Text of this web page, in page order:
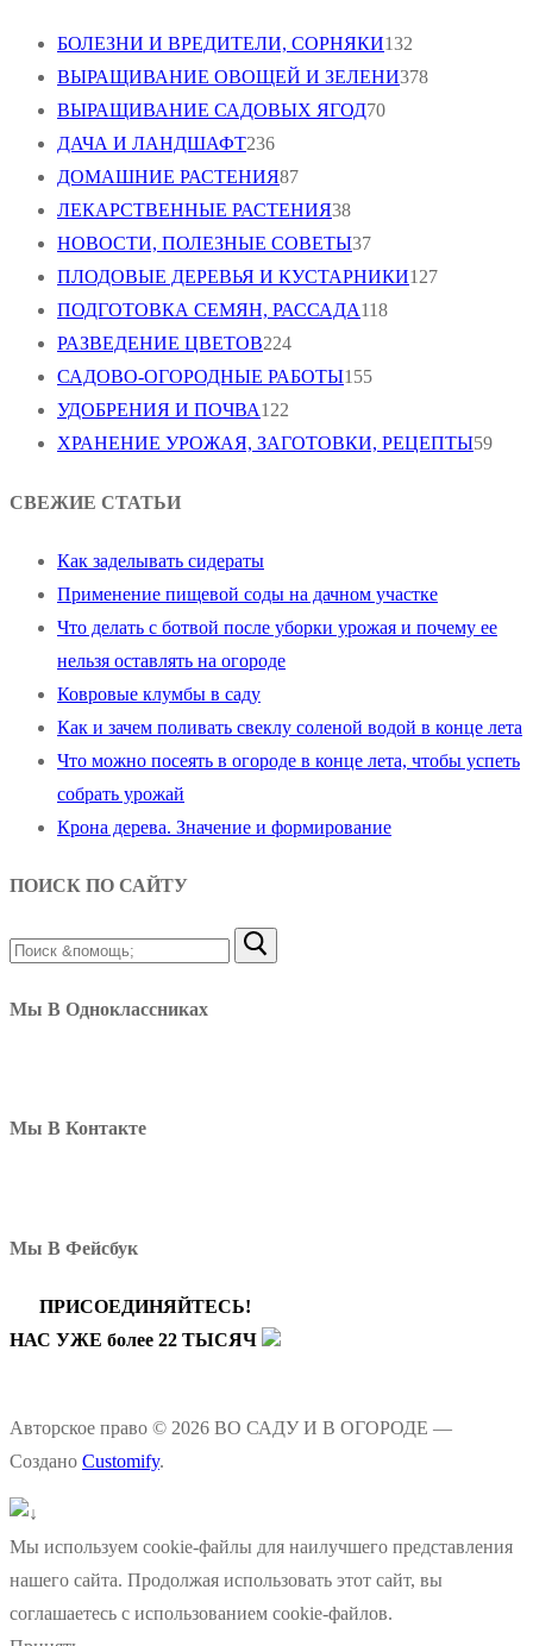
БОЛЕЗНИ И ВРЕДИТЕЛИ, СОРНЯКИ132
ВЫРАЩИВАНИЕ ОВОЩЕЙ И ЗЕЛЕНИ378
ВЫРАЩИВАНИЕ САДОВЫХ ЯГОД70
ДАЧА И ЛАНДШАФТ236
ДОМАШНИЕ РАСТЕНИЯ87
ЛЕКАРСТВЕННЫЕ РАСТЕНИЯ38
НОВОСТИ, ПОЛЕЗНЫЕ СОВЕТЫ37
ПЛОДОВЫЕ ДЕРЕВЬЯ И КУСТАРНИКИ127
ПОДГОТОВКА СЕМЯН, РАССАДА118
РАЗВЕДЕНИЕ ЦВЕТОВ224
САДОВО-ОГОРОДНЫЕ РАБОТЫ155
УДОБРЕНИЯ И ПОЧВА122
ХРАНЕНИЕ УРОЖАЯ, ЗАГОТОВКИ, РЕЦЕПТЫ59
СВЕЖИЕ СТАТЬИ
Как заделывать сидераты
Применение пищевой соды на дачном участке
Что делать с ботвой после уборки урожая и почему ее
нельзя оставлять на огороде
Ковровые клумбы в саду
Как и зачем поливать свеклу соленой водой в конце лета
Что можно посеять в огороде в конце лета, чтобы успеть
собрать урожай
Крона дерева. Значение и формирование
ПОИСК ПО САЙТУ
Найти:
Мы В Одноклассниках
Мы В Контакте
Мы В Фейсбук
ПРИСОЕДИНЯЙТЕСЬ!
НАС УЖЕ более 22 ТЫСЯЧ
Авторское право © 2026 ВО САДУ И В ОГОРОДЕ —
Создано Customify.
Мы используем cookie-файлы для наилучшего представления
нашего сайта. Продолжая использовать этот сайт, вы
соглашаетесь с использованием cookie-файлов.